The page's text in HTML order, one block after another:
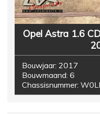
Opel Astra 1.6
Bouwjaar: 2017
Bouwmaand: 6
Chassisnummer: